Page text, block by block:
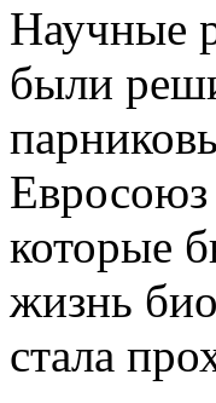
Научные
были
которые
жизнь
стала